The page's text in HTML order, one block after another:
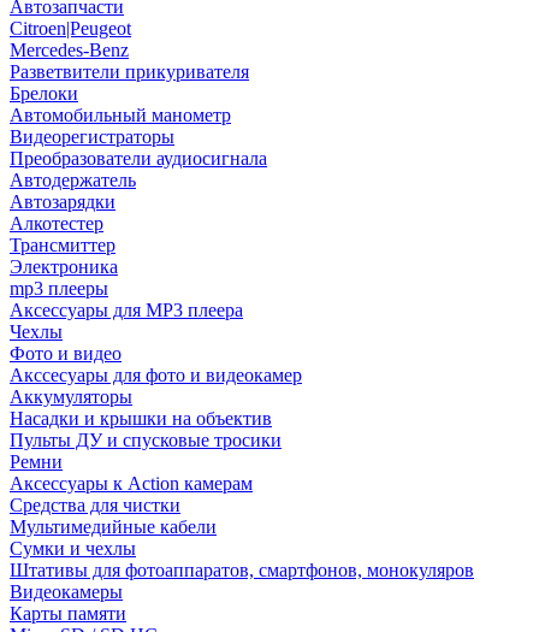
Автозапчасти
Citroen|Peugeot
Mercedes-Benz
Разветвители прикуривателя
Брелоки
Автомобильный манометр
Видеорегистраторы
Преобразователи аудиосигнала
Автодержатель
Автозарядки
Алкотестер
Трансмиттер
Электроника
mp3 плееры
Аксессуары для MP3 плеера
Чехлы
Фото и видео
Акссесуары для фото и видеокамер
Аккумуляторы
Насадки и крышки на объектив
Пульты ДУ и спусковые тросики
Ремни
Аксессуары к Action камерам
Средства для чистки
Мультимедийные кабели
Сумки и чехлы
Штативы для фотоаппаратов, смартфонов, монокуляров
Видеокамеры
Карты памяти